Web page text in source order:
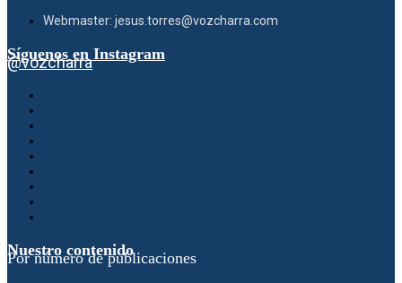
Webmaster: jesus.torres@vozcharra.com
Síguenos en Instagram
@vozcharra
Nuestro contenido
Por número de publicaciones